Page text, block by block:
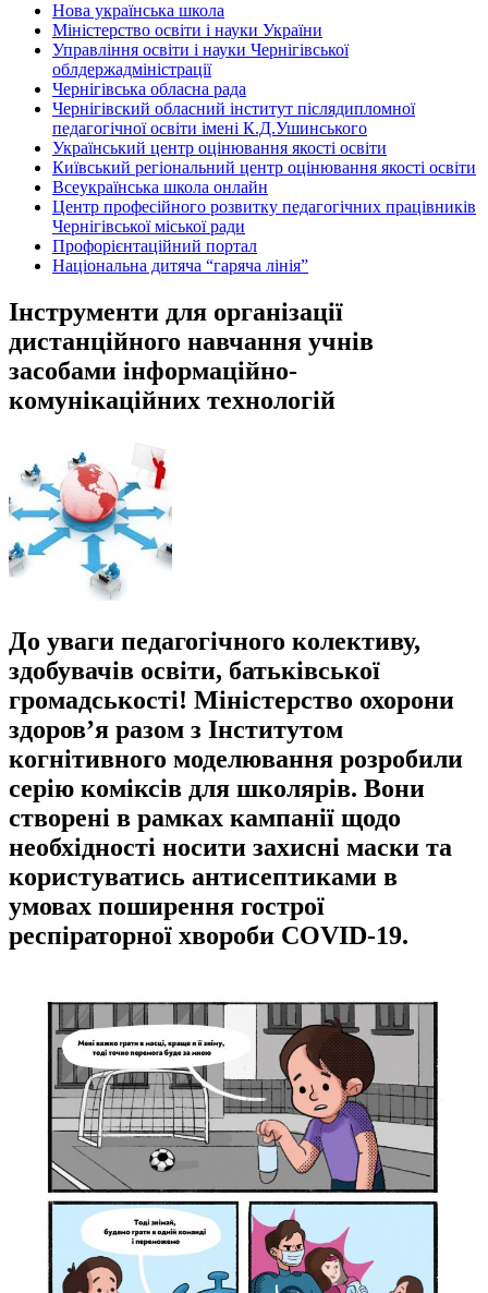
Нова українська школа
Міністерство освіти і науки України
Управління освіти і науки Чернігівської
облдержадміністрації
Чернігівська обласна рада
Чернігівский обласний інститут післядипломної
педагогічної освіти імені К.Д.Ушинського
Український центр оцінювання якості освіти
Київський регіональний центр оцінювання якості освіти
Всеукраїнська школа онлайн
Центр професійного розвитку педагогічних працівників
Чернігівської міської ради
Профорієнтаційний портал
Національна дитяча “гаряча лінія”
Інструменти для організації
дистанційного навчання учнів
засобами інформаційно-
комунікаційних технологій
До уваги педагогічного колективу,
здобувачів освіти, батьківської
громадськості! Міністерство охорони
здоров’я разом з Інститутом
когнітивного моделювання розробили
серію коміксів для школярів. Вони
створені в рамках кампанії щодо
необхідності носити захисні маски та
користуватись антисептиками в
умовах поширення гострої
респіраторної хвороби COVID-19.